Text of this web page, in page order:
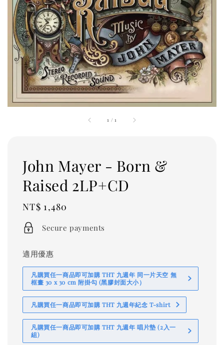
1 /1
John Mayer - Born &
Raised 2LP+CD
Regular
price
NT$ 1,480
Secure payments
適用優惠
凡購買任一商品即可加購 THT 九週年 同一片天空 無
框畫 30 x 30 cm 附掛勾 (黑膠封面大小）
凡購買任一商品即可加購 THT 九週年紀念 T-shirt
凡購買任一商品即可加購 THT 九週年 唱片墊 (2入一
組)